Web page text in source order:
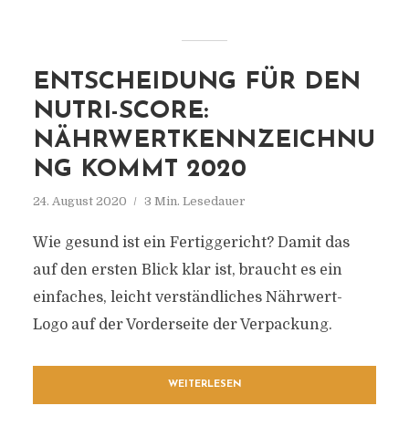
ENTSCHEIDUNG FÜR DEN
NUTRI-SCORE:
NÄHRWERTKENNZEICHNU
NG KOMMT 2020
24. August 2020 3 Min. Lesedauer
Wie gesund ist ein Fertiggericht? Damit das
auf den ersten Blick klar ist, braucht es ein
einfaches, leicht verständliches Nährwert-
Logo auf der Vorderseite der Verpackung.
WEITERLESEN